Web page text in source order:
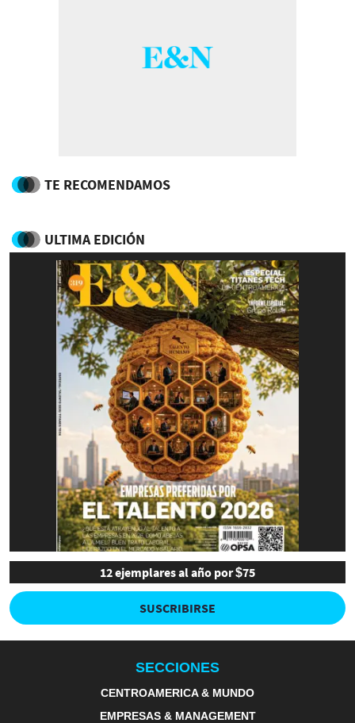
TE RECOMENDAMOS
ULTIMA EDICIÓN
12 ejemplares al año por $75
SUSCRIBIRSE
SECCIONES
CENTROAMERICA & MUNDO
EMPRESAS & MANAGEMENT